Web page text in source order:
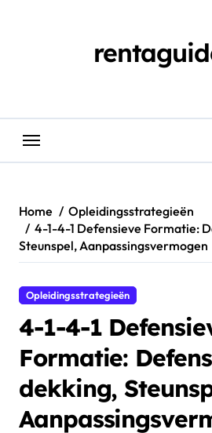
Home
Opleidingsstrategieën
4-1-4-1 Defensieve Formatie:
Steunspel, Aanpassingsvermogen
Opleidingsstrategieën
4-1-4-1
Formatie:
dekking,